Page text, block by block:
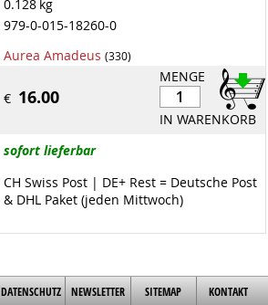
0.128 kg
979-0-015-18260-0
Aurea Amadeus (330)
MENGE
IN WARENKORB
€ 16.00
sofort lieferbar
CH Swiss Post | DE+ Rest = Deutsche Post
& DHL Paket (jeden Mittwoch)
DATENSCHUTZ NEWSLETTER SITEMAP KONTAKT